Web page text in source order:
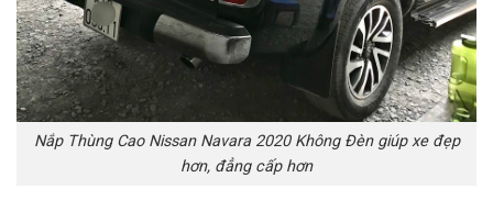
Nắp Thùng Cao Nissan Navara 2020 Không Đèn giúp xe đẹp
hơn, đẳng cấp hơn